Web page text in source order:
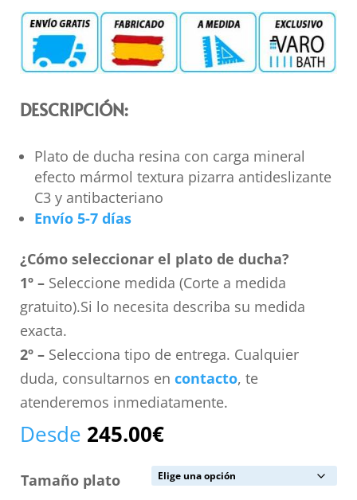
DESCRIPCIÓN:
Plato de ducha resina con carga mineral
efecto mármol textura pizarra antideslizante
C3 y antibacteriano
Envío 5-7 días
¿Cómo seleccionar el plato de ducha?
1º –Seleccione medida (Corte a medida
gratuito).Si lo necesita describa su medida
exacta.
2º –Selecciona tipo de entrega. Cualquier
duda, consultarnos en contacto, te
atenderemos inmediatamente.
Desde 245.00€
Tamaño plato